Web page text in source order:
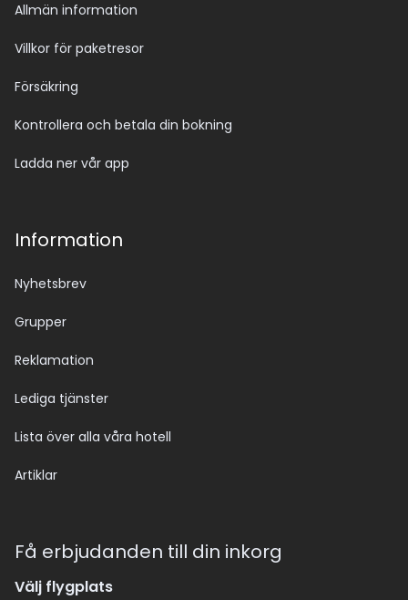
Allmän information
Villkor för paketresor
Försäkring
Kontrollera och betala din bokning
Ladda ner vår app
Information
Nyhetsbrev
Grupper
Reklamation
Lediga tjänster
Lista över alla våra hotell
Artiklar
Få erbjudanden till din inkorg
Välj flygplats